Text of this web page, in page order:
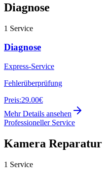
Diagnose
1 Service
Diagnose
Express-Service
Fehlerüberprüfung
Preis:29.00€
Mehr Details ansehen
Professioneller Service
Kamera Reparatur
1 Service